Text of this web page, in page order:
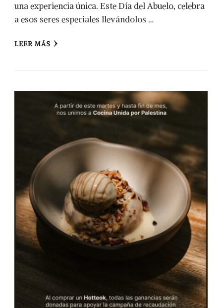
una experiencia única. Este Día del Abuelo, celebra
a esos seres especiales llevándolos …
LEER MÁS